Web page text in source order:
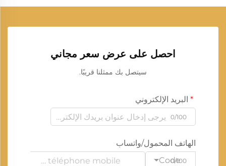
احصل على عرض سعر مجاني
سيتصل بك ممثلنا قريبًا.
البريد الإلكتروني
0/100
الهاتف المحمول/واتساب
Code
0/100